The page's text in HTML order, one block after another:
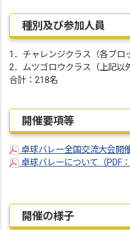
種別及び参加人員
1．チャレンジクラス（各ブ
2．ムツゴロウクラス（上
合計：218名
開催要項等
卓球バレー全国交流大会開
卓球バレーについて（PDF
開催の様子